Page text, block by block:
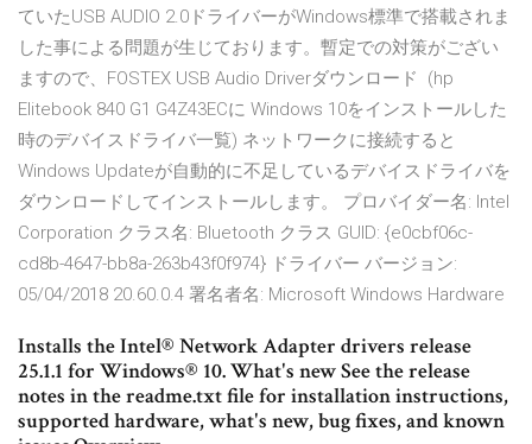
ていたUSB AUDIO 2.0ドライバーがWindows標準で搭載されま
した事による問題が生じております。暫定での対策がござい
ますので、FOSTEX USB Audio Driverダウンロード (hp
Elitebook 840 G1 G4Z43ECに Windows 10をインストールした
時のデバイスドライバ一覧) ネットワークに接続すると
Windows Updateが自動的に不足しているデバイスドライバを
ダウンロードしてインストールします。 プロバイダー名: Intel
Corporation クラス名: Bluetooth クラス GUID: {e0cbf06c-
cd8b-4647-bb8a-263b43f0f974} ドライバー バージョン:
05/04/2018 20.60.0.4 署名者名: Microsoft Windows Hardware
Installs the Intel® Network Adapter drivers release
25.1.1 for Windows® 10. What's new See the release
notes in the readme.txt file for installation instructions,
supported hardware, what's new, bug fixes, and known